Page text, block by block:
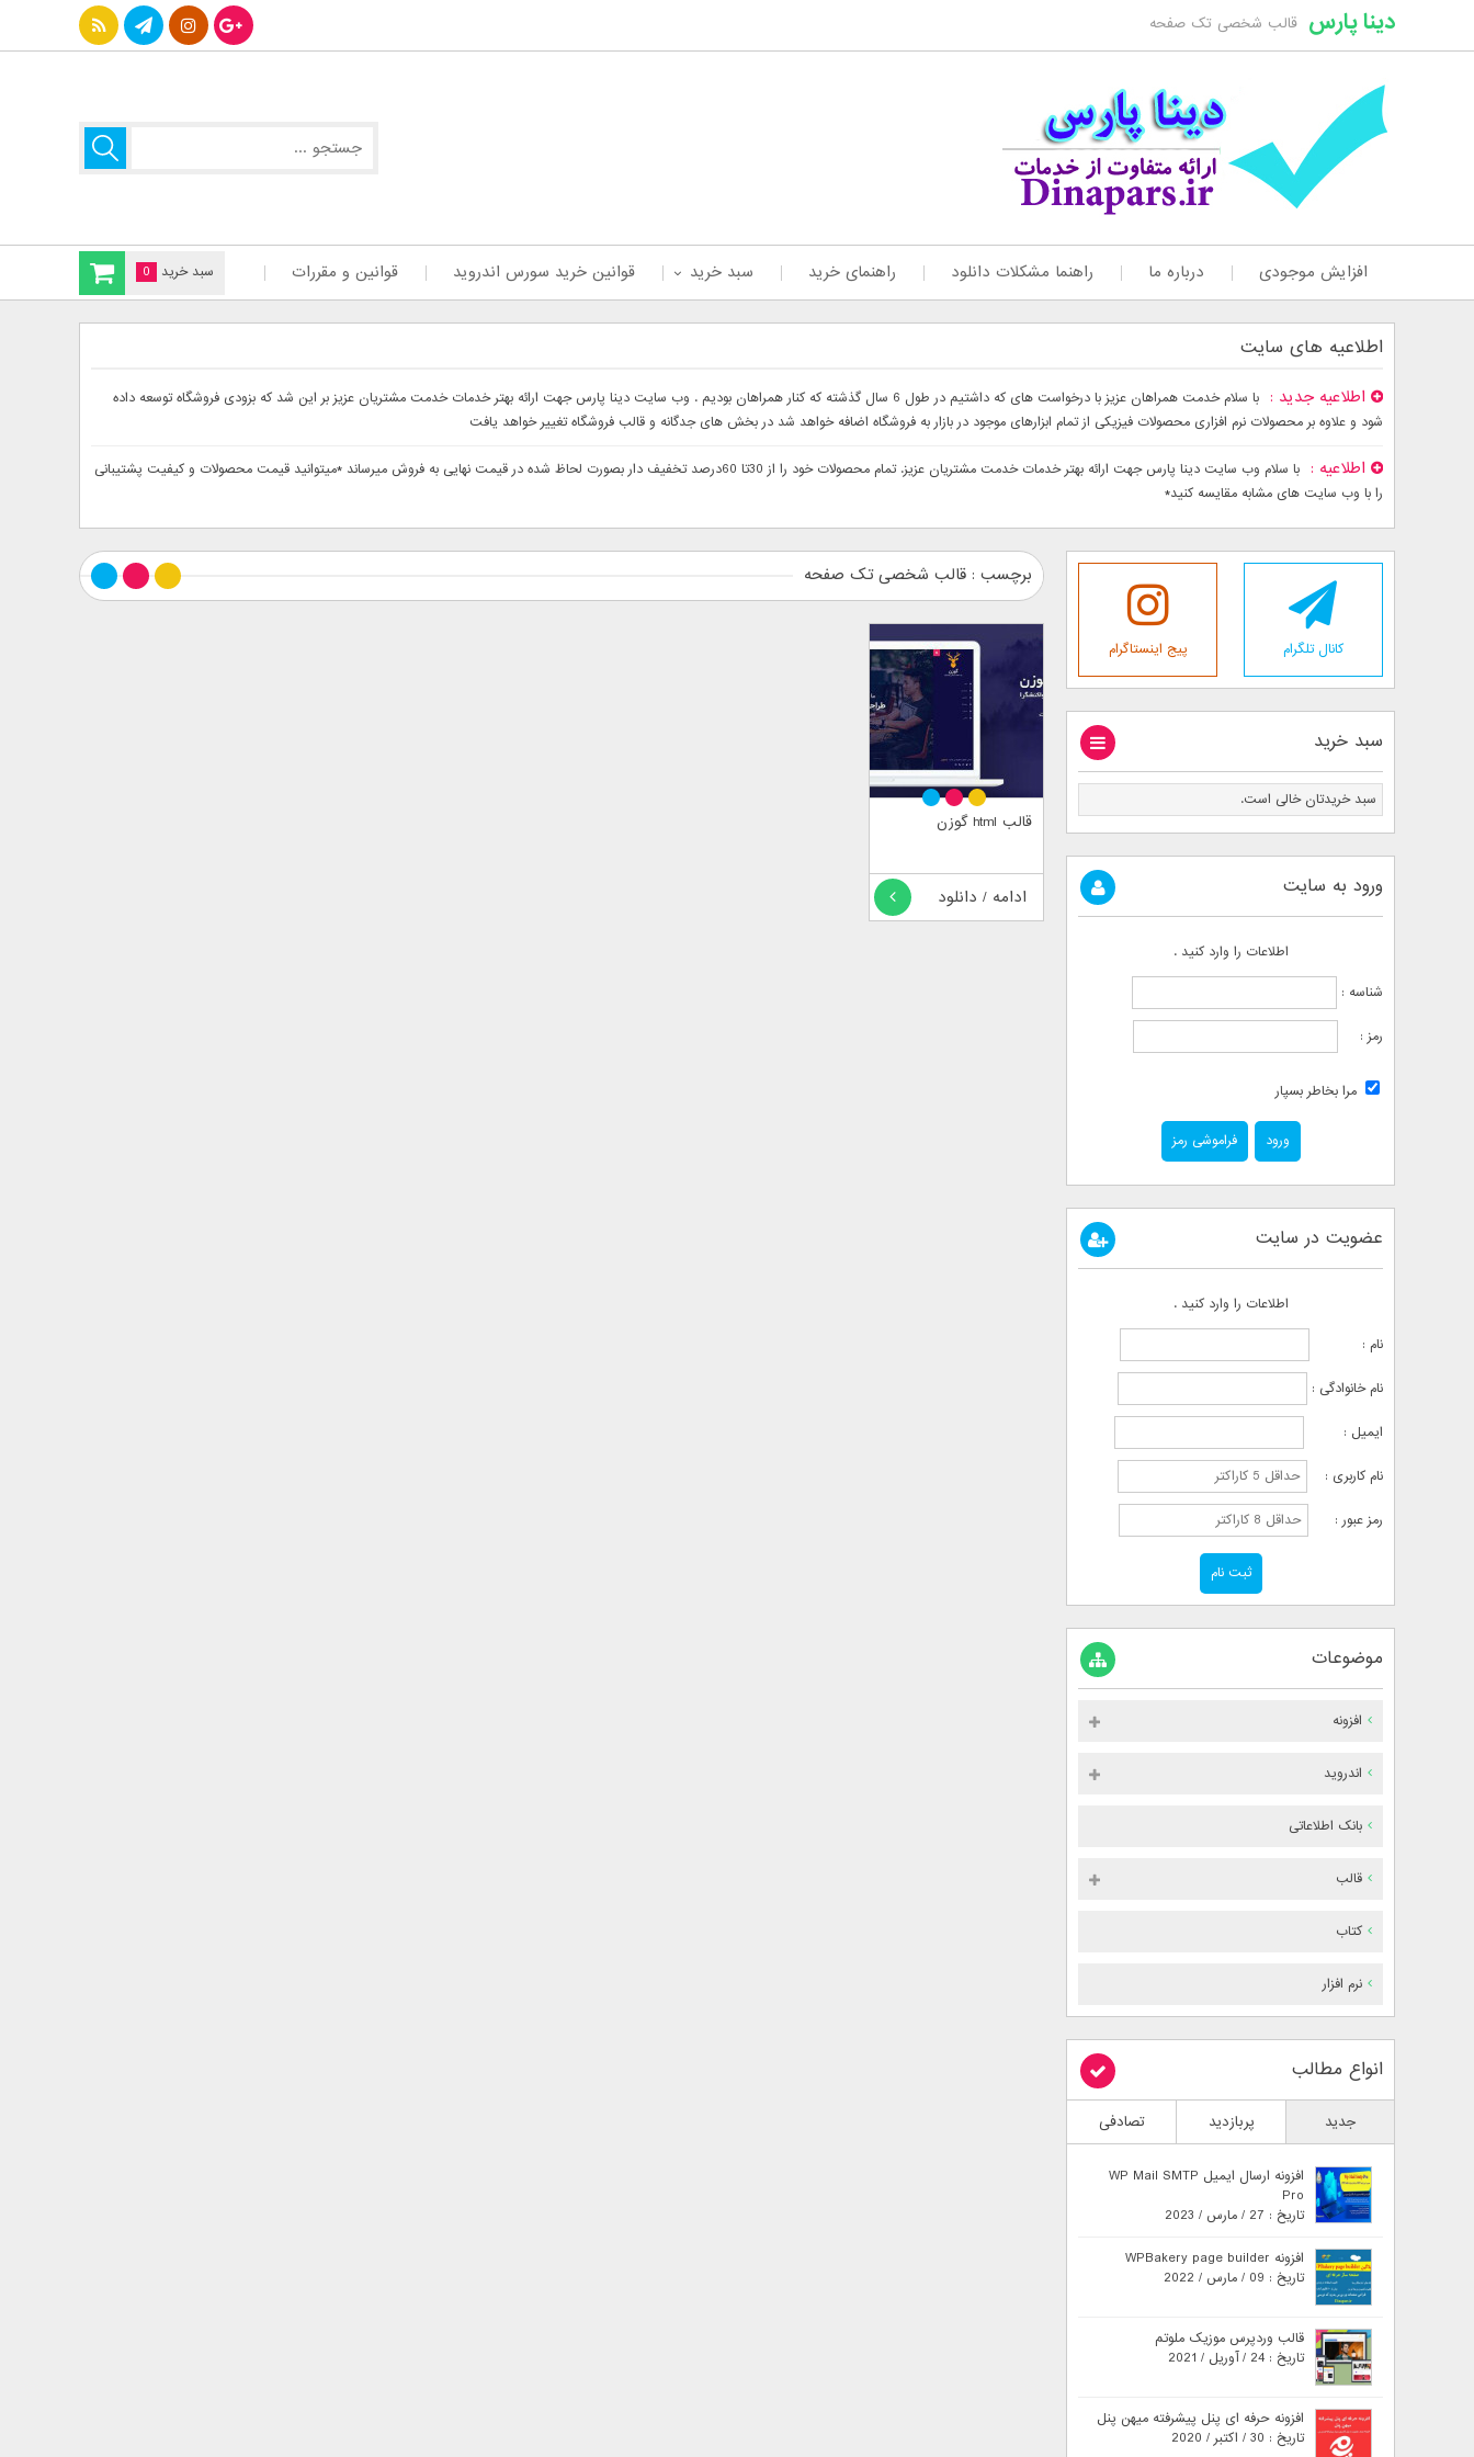
دینا پارس قالب شخصی تک صفحه
سبد خرید 0 افزایش موجودی درباره ما راهنما مشکلات دانلود راهنمای خرید سبد خرید قوانین خرید سورس اندروید قوانین و مقررات
اطلاعیه های سایت
اطلاعیه جدید
با سلام خدمت همراهان عزیز با درخواست های که داشتیم در طول 6 سال گذشته که کنار همراهان بودیم . وب سایت دینا پارس جهت ارائه بهتر خدمات خدمت مشتریان عزیز بر این شد که بزودی فروشگاه توسعه داده
شود و علاوه بر محصولات نرم افزاری محصولات فیزیکی از تمام ابزارهای موجود در بازار به فروشگاه اضافه خواهد شد در بخش های جدگانه و قالب فروشگاه تغییر خواهد یافت
اطلاعیه
با سلام وب سایت دینا پارس جهت ارائه بهتر خدمات خدمت مشتریان عزیز. تمام محصولات خود را از 30تا 60درصد تخفیف دار بصورت لحاظ شده در قیمت نهایی به فروش میرساند *میتوانید قیمت محصولات و کیفیت پشتیبانی
را با وب سایت های مشابه مقایسه کنید*
برچسب : قالب شخصی تک صفحه
قالب html گوزن
ادامه / دانلود
کانال تلگرام پیج اینستاگرام
سبد خرید
سبد خریدتان خالی است.
ورود به سایت
اطلاعات را وارد کنید .
شناسه :
رمز :
مرا بخاطر بسپار
فراموشی رمز
عضویت در سایت
اطلاعات را وارد کنید .
نام :
نام خانوادگی :
ایمیل :
نام کاربری :
رمز عبور :
موضوعات
افزونه
اندروید
بانک اطلاعاتی
قالب
کتاب
نرم افزار
انواع مطالب
جدید پربازدید تصادفی
افزونه ارسال ایمیل WP Mail SMTP
Pro
تاریخ : 27 / مارس / 2023
افزونه WPBakery page builder
تاریخ : 09 / مارس / 2022
قالب وردپرس موزیک ملوتم
تاریخ : 24 / آوریل / 2021
افزونه حرفه ای پنل پیشرفته میهن پنل
تاریخ : 30 / اکتبر / 2020